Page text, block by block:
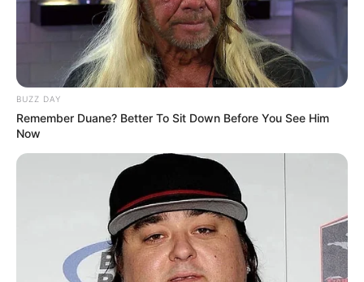
Ambyar! 10 Kalimat Baper
Pakai Bahasa Jawa Ini Bikin
Galau Abis
BUZZ DAY
Remember Duane? Better To Sit Down Before You See Him
Now